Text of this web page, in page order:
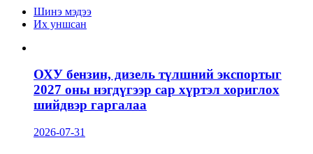
Шинэ мэдээ
Их уншсан
ОХУ бензин, дизель түлшний экспортыг
2027 оны нэгдүгээр сар хүртэл хориглох
шийдвэр гаргалаа
2026-07-31